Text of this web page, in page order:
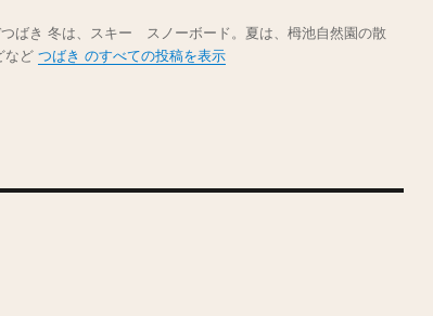
ばき 冬は、スキー スノーボード。夏は、栂池自然園の散
など つばき のすべての投稿を表示